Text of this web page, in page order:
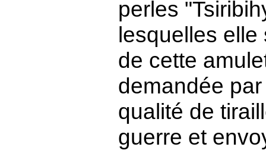
perles
lesquelles
de cette
demandée
qualité de
guerre et